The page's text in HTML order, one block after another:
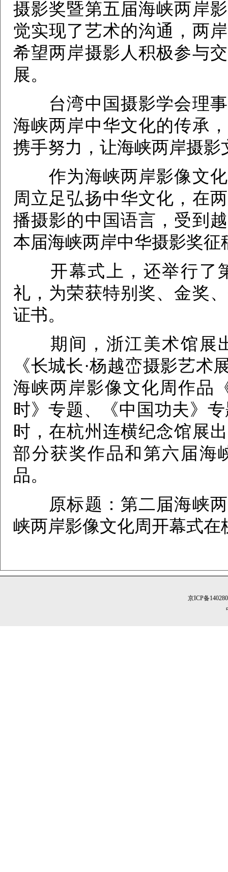
摄影奖暨第五届海峡两岸
觉实现了艺术的沟通，两
希望两岸摄影人积极参与
展。
台湾中国摄影学会理事
海峡两岸中华文化的传承
携手努力，让海峡两岸摄
作为海峡两岸影像文化
周立足弘扬中华文化，在
播摄影的中国语言，受到
本届海峡两岸中华摄影奖
开幕式上，还举行了第
礼，为荣获特别奖、金奖
证书。
期间，浙江美术馆展出
《长城长·杨越峦摄影艺
海峡两岸影像文化周作品
时》专题、《中国功夫》
时，在杭州连横纪念馆展
部分获奖作品和第六届海
品。
原标题：第二届海峡两
峡两岸影像文化周开幕式在
京ICP备